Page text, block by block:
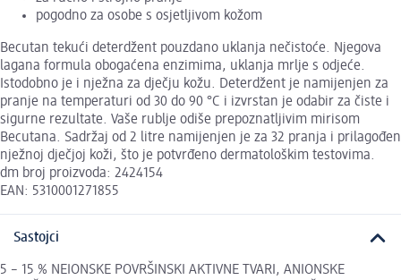
pogodno za osobe s osjetljivom kožom
Becutan tekući deterdžent pouzdano uklanja nečistoće. Njegova
lagana formula obogaćena enzimima, uklanja mrlje s odjeće.
Istodobno je i nježna za dječju kožu. Deterdžent je namijenjen za
pranje na temperaturi od 30 do 90 °C i izvrstan je odabir za čiste i
sigurne rezultate. Vaše rublje odiše prepoznatljivim mirisom
Becutana. Sadržaj od 2 litre namijenjen je za 32 pranja i prilagođen
nježnoj dječjoj koži, što je potvrđeno dermatološkim testovima.
dm broj proizvoda: 2424154
EAN: 5310001271855
Sastojci
5 – 15 % NEIONSKE POVRŠINSKI AKTIVNE TVARI, ANIONSKE